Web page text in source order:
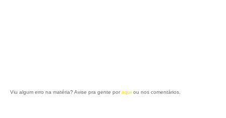
Viu algum erro na matéria? Avise pra gente por aqui ou nos comentários.